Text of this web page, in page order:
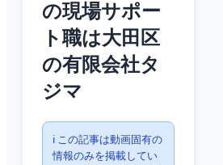
の現場サポー
ト職は大田区
の有限会社タ
ジマ
ℹ️ この記事は動画固有の
情報のみを掲載してい